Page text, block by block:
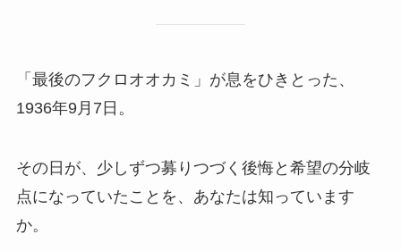
「最後のフクロオオカミ」が息をひきとった、
1936年9月7日。
その日が、少しずつ募りつづく後悔と希望の分岐
点になっていたことを、あなたは知っています
か。